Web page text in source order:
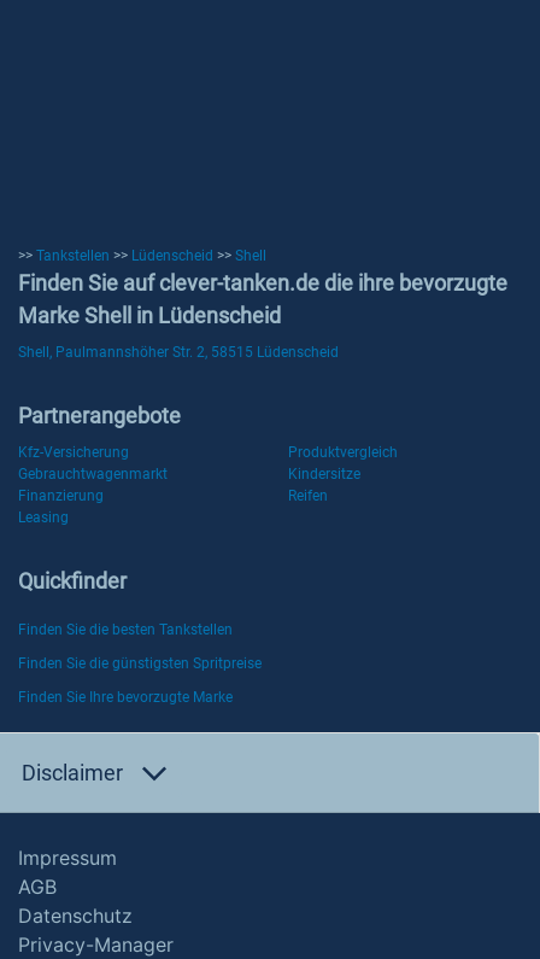
>> Tankstellen >> Lüdenscheid >> Shell
Finden Sie auf clever-tanken.de die ihre bevorzugte
Marke Shell in Lüdenscheid
Shell, Paulmannshöher Str. 2, 58515 Lüdenscheid
Partnerangebote
Kfz-Versicherung
Produktvergleich
Gebrauchtwagenmarkt
Kindersitze
Finanzierung
Reifen
Leasing
Quickfinder
Finden Sie die besten Tankstellen
Finden Sie die günstigsten Spritpreise
Finden Sie Ihre bevorzugte Marke
Disclaimer
Impressum
AGB
Datenschutz
Privacy-Manager